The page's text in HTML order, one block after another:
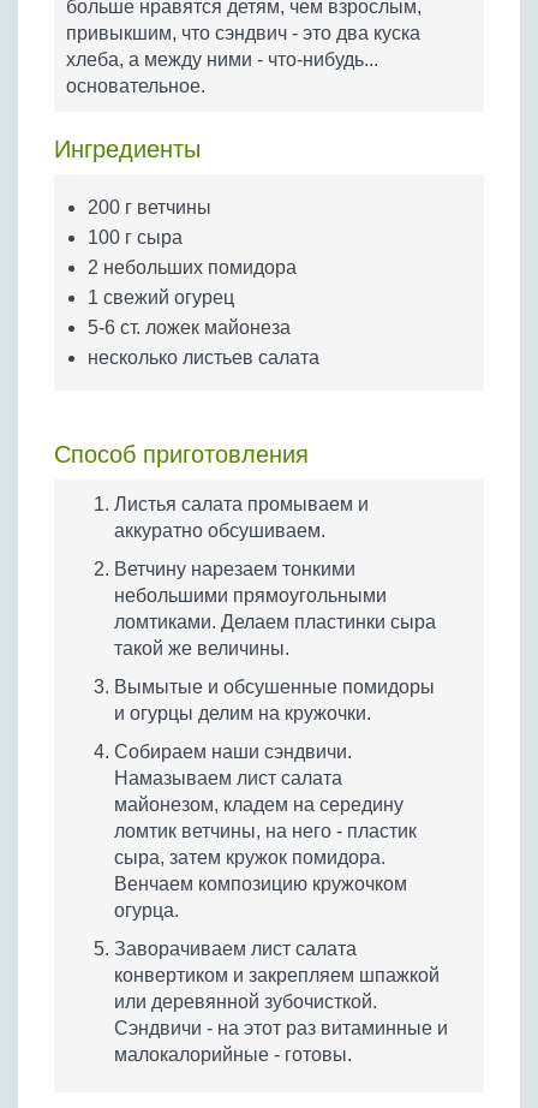
Бобовые
Яйца
Крупы
больше нравятся детям, чем взрослым,
привыкшим, что сэндвич - это два куска
хлеба, а между ними - что-нибудь...
основательное.
Ингредиенты
200 г ветчины
100 г сыра
2 небольших помидора
1 свежий огурец
5-6 ст. ложек майонеза
несколько листьев салата
Способ приготовления
Листья салата промываем и
аккуратно обсушиваем.
Ветчину нарезаем тонкими
небольшими прямоугольными
ломтиками. Делаем пластинки сыра
такой же величины.
Вымытые и обсушенные помидоры
и огурцы делим на кружочки.
Собираем наши сэндвичи.
Намазываем лист салата
майонезом, кладем на середину
ломтик ветчины, на него - пластик
сыра, затем кружок помидора.
Венчаем композицию кружочком
огурца.
Заворачиваем лист салата
конвертиком и закрепляем шпажкой
или деревянной зубочисткой.
Сэндвичи - на этот раз витаминные и
малокалорийные - готовы.